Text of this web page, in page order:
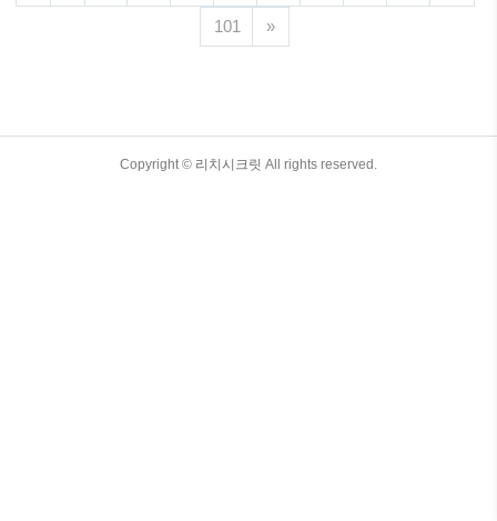
만들며 천체의 움직임을 관찰했고, 이러한 관
찰은 과학적 방법론과 결합되어 우주 역학이
역사는? 우주 역학은 천체의 동작과 궤도에 대
101 »
Copyright © 리치시크릿 All rights reserved.
TistoryWhaleSkin3.4